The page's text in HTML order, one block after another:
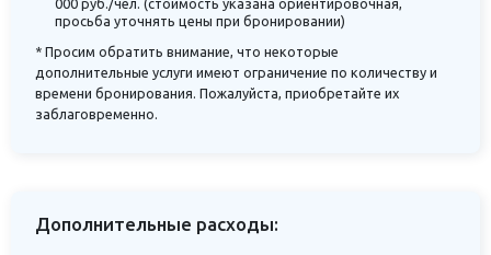
просьба уточнять цены при бронировании)
* Просим обратить внимание, что некоторые
дополнительные услуги имеют ограничение по количеству и
времени бронирования. Пожалуйста, приобретайте их
заблаговременно.
Дополнительные расходы: